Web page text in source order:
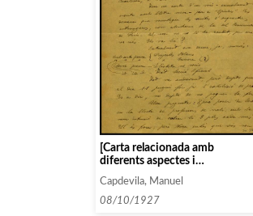
[Carta relacionada amb
diferents aspectes i
suggeriments relacionats amb la
revista «Fulles»]
Capdevila, Manuel
08/10/1927